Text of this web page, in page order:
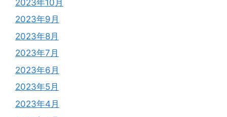
2023年10月
2023年9月
2023年8月
2023年7月
2023年6月
2023年5月
2023年4月